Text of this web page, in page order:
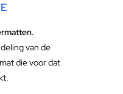
van de
die voor dat